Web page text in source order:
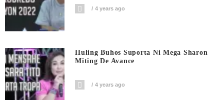
4 years ago
Huling Buhos Suporta Ni Mega Sharon
Miting De Avance
4 years ago